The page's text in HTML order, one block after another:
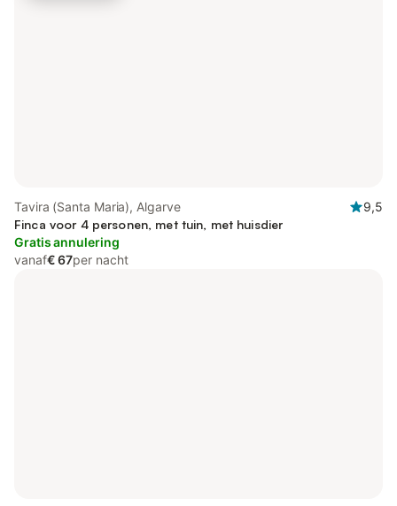
Tavira (Santa Maria), Algarve
9,5
Finca voor 4 personen, met tuin, met huisdier
Gratis annulering
vanaf€ 67per nacht